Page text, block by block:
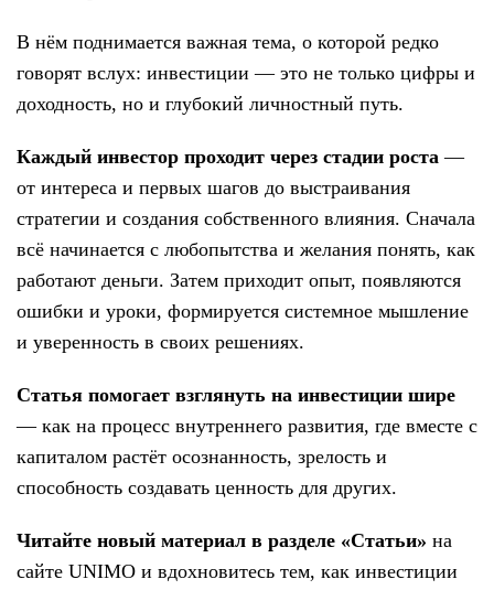
В нём поднимается важная тема, о которой редко
говорят вслух: инвестиции — это не только цифры и
доходность, но и глубокий личностный путь.
Каждый инвестор проходит через стадии роста —
от интереса и первых шагов до выстраивания
стратегии и создания собственного влияния. Сначала
всё начинается с любопытства и желания понять, как
работают деньги. Затем приходит опыт, появляются
ошибки и уроки, формируется системное мышление
и уверенность в своих решениях.
Статья помогает взглянуть на инвестиции шире
— как на процесс внутреннего развития, где вместе с
капиталом растёт осознанность, зрелость и
способность создавать ценность для других.
Читайте новый материал в разделе «Статьи» на
сайте UNIMO и вдохновитесь тем, как инвестиции